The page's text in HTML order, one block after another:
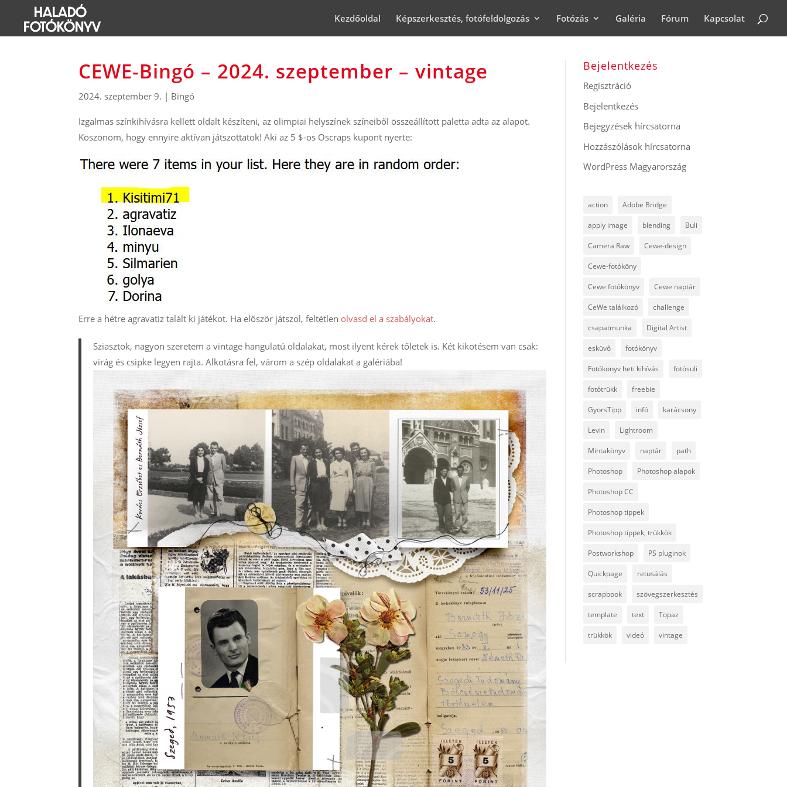
Kezdőoldal Képszerkesztés, fotófeldolgozás Fotózás Galéria Fórum Kapcsolat
CEWE-Bingó – 2024. szeptember – vintage
2024. szeptember 9. | Bingó
Izgalmas színkihívásra kellett oldalt készíteni, az olimpiai helyszínek színeiből összeállított paletta adta az alapot.
Köszönöm, hogy ennyire aktívan játszottatok! Aki az 5 $-os Oscraps kupont nyerte:
Erre a hétre agravatiz talált ki játékot. Ha először játszol, feltétlen olvasd el a szabályokat.
Sziasztok, nagyon szeretem a vintage hangulatú oldalakat, most ilyent kérek tőletek is. Két kikötésem van csak:
virág és csipke legyen rajta. Alkotásra fel, várom a szép oldalakat a galériába!
Bejelentkezés
Regisztráció
Bejelentkezés
Bejegyzések hírcsatorna
Hozzászólások hírcsatorna
WordPress Magyarország
action Adobe Bridge
apply image blending Buli
Camera Raw Cewe-design
Cewe-fotóköny
Cewe fotókönyv Cewe naptár
CeWe találkozó challenge
csapatmunka Digital Artist
esküvő fotókönyv
Fotókönyv heti kihívás fotósuli
fotótrükk freebie
GyorsTipp infó karácsony
Levin Lightroom
Mintakönyv naptár path
Photoshop Photoshop alapok
Photoshop CC
Photoshop tippek
Photoshop tippek, trükkök
Postworkshop PS pluginok
Quickpage retusálás
scrapbook szövegszerkesztés
template text Topaz
trükkök videó vintage